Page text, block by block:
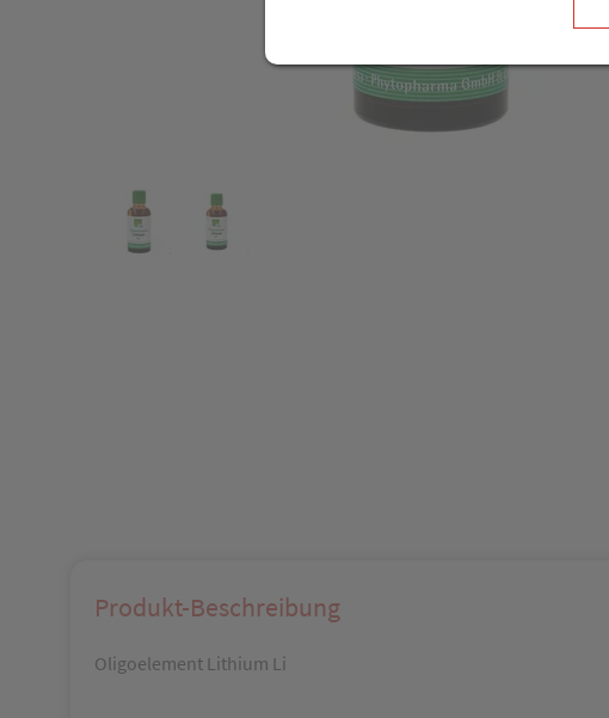
Produkt-Beschreibung
Oligoelement Lithium Li